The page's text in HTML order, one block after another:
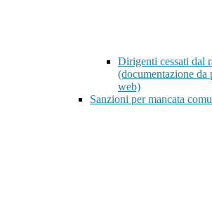
Dirigenti cessati dal
(documentazione da
web)
Sanzioni per mancata